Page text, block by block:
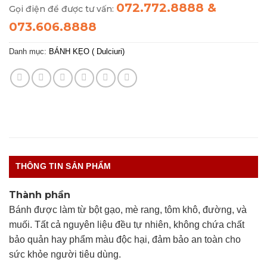
Gọi điện để được tư vấn: 072.772.8888 &
073.606.8888
Danh mục: BÁNH KẸO ( Dulciuri)
THÔNG TIN SẢN PHẨM
Thành phần
Bánh được làm từ bột gạo, mè rang, tôm khô, đường, và
muối. Tất cả nguyên liệu đều tự nhiên, không chứa chất
bảo quản hay phẩm màu độc hại, đảm bảo an toàn cho
sức khỏe người tiêu dùng.